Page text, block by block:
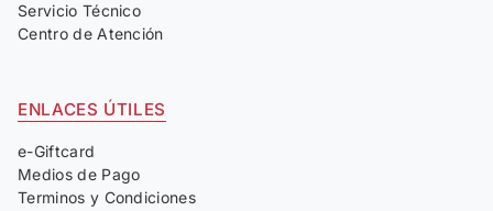
Servicio Técnico
Centro de Atención
ENLACES ÚTILES
e-Giftcard
Medios de Pago
Terminos y Condiciones